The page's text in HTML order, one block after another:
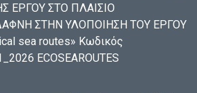
ΕΡΓΟΥ ΣΤΟ ΠΛΑΙΣΙΟ
ΣΤΗΝ ΥΛΟΠΟΙΗΣΗ ΤΟΥ ΕΡΓΟΥ
sea routes» Κωδικός
ECOSEAROUTES